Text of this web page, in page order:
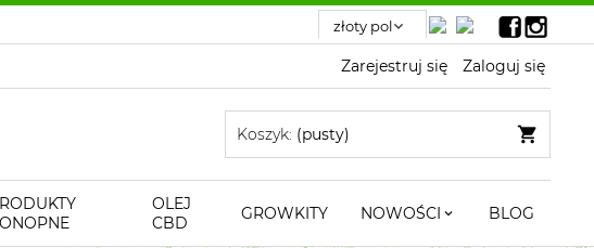
Zarejestruj się Zaloguj się
Koszyk: (pusty)
OLEJ
CBD
GROWKITY NOWOŚCI BLOG